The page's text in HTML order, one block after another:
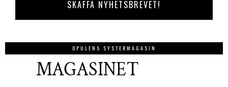
OPULENS SYSTERMAGASIN